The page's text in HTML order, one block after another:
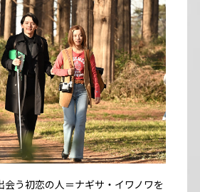
会う初恋の人＝ナギサ・イワノワを